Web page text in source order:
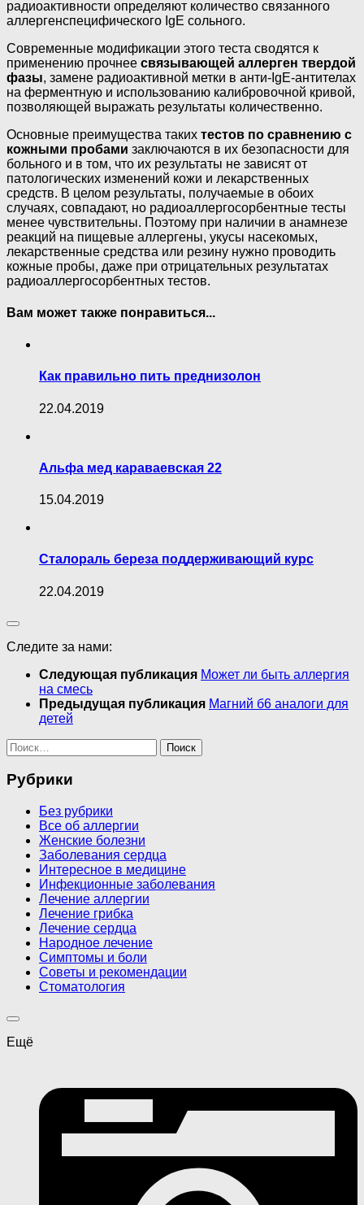
радиоактивности определяют количество связанного
аллергенспецифического IgE сольного.
Современные модификации этого теста сводятся к
применению прочнее связывающей аллерген твердой
фазы, замене радиоактивной метки в анти-IgE-антителах
на ферментную и использованию калибровочной кривой,
позволяющей выражать результаты количественно.
Основные преимущества таких тестов по сравнению с
кожными пробами заключаются в их безопасности для
больного и в том, что их результаты не зависят от
патологических изменений кожи и лекарственных
средств. В целом результаты, получаемые в обоих
случаях, совпадают, но радиоаллергосорбентные тесты
менее чувствительны. Поэтому при наличии в анамнезе
реакций на пищевые аллергены, укусы насекомых,
лекарственные средства или резину нужно проводить
кожные пробы, даже при отрицательных результатах
радиоаллергосорбентных тестов.
Вам может также понравиться...
Как правильно пить преднизолон
22.04.2019
Альфа мед караваевская 22
15.04.2019
Сталораль береза поддерживающий курс
22.04.2019
Следите за нами:
Следующая публикация Может ли быть аллергия
на смесь
Предыдущая публикация Магний б6 аналоги для
детей
Найти:
Рубрики
Без рубрики
Все об аллергии
Женские болезни
Заболевания сердца
Интересное в медицине
Инфекционные заболевания
Лечение аллергии
Лечение грибка
Лечение сердца
Народное лечение
Симптомы и боли
Советы и рекомендации
Стоматология
Ещё